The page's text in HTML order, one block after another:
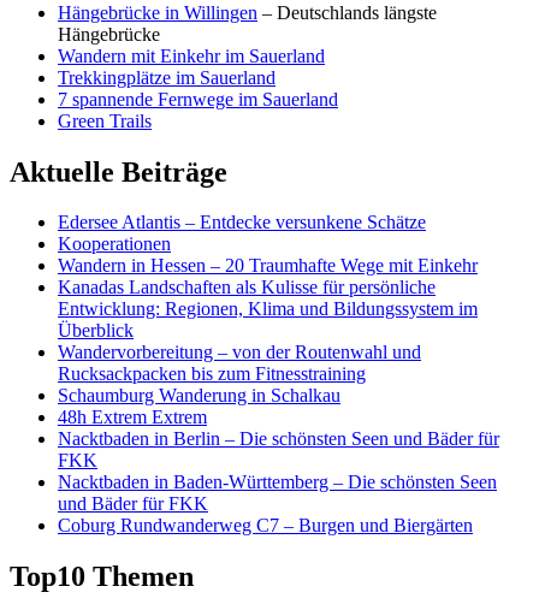
Hängebrücke in Willingen – Deutschlands längste
Hängebrücke
Wandern mit Einkehr im Sauerland
Trekkingplätze im Sauerland
7 spannende Fernwege im Sauerland
Green Trails
Aktuelle Beiträge
Edersee Atlantis – Entdecke versunkene Schätze
Kooperationen
Wandern in Hessen – 20 Traumhafte Wege mit Einkehr
Kanadas Landschaften als Kulisse für persönliche
Entwicklung: Regionen, Klima und Bildungssystem im
Überblick
Wandervorbereitung – von der Routenwahl und
Rucksackpacken bis zum Fitnesstraining
Schaumburg Wanderung in Schalkau
48h Extrem Extrem
Nacktbaden in Berlin – Die schönsten Seen und Bäder für
FKK
Nacktbaden in Baden-Württemberg – Die schönsten Seen
und Bäder für FKK
Coburg Rundwanderweg C7 – Burgen und Biergärten
Top10 Themen